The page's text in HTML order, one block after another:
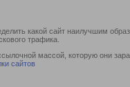
какой сайт наилучшим
трафика.
массой, которую они
сайтов